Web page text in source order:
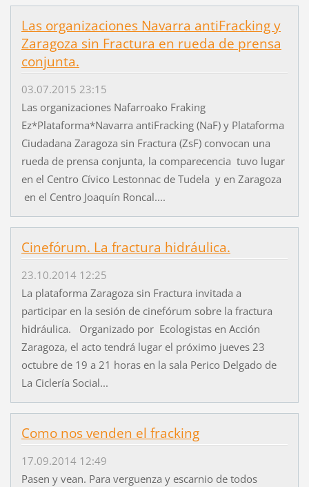
Las organizaciones Navarra antiFracking y
Zaragoza sin Fractura en rueda de prensa
conjunta.
03.07.2015 23:15
Las organizaciones Nafarroako Fraking
Ez*Plataforma*Navarra antiFracking (NaF) y Plataforma
Ciudadana Zaragoza sin Fractura (ZsF) convocan una
rueda de prensa conjunta, la comparecencia tuvo lugar
en el Centro Cívico Lestonnac de Tudela y en Zaragoza
en el Centro Joaquín Roncal....
Cinefórum. La fractura hidráulica.
23.10.2014 12:25
La plataforma Zaragoza sin Fractura invitada a
participar en la sesión de cinefórum sobre la fractura
hidráulica. Organizado por Ecologistas en Acción
Zaragoza, el acto tendrá lugar el próximo jueves 23
octubre de 19 a 21 horas en la sala Perico Delgado de
La Ciclería Social...
Como nos venden el fracking
17.09.2014 12:49
Pasen y vean. Para verguenza y escarnio de todos